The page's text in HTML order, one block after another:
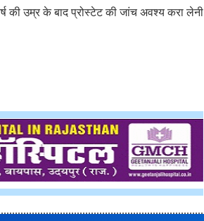
की उम्र के बाद प्रोस्टेट की जांच अवश्य करा लेनी